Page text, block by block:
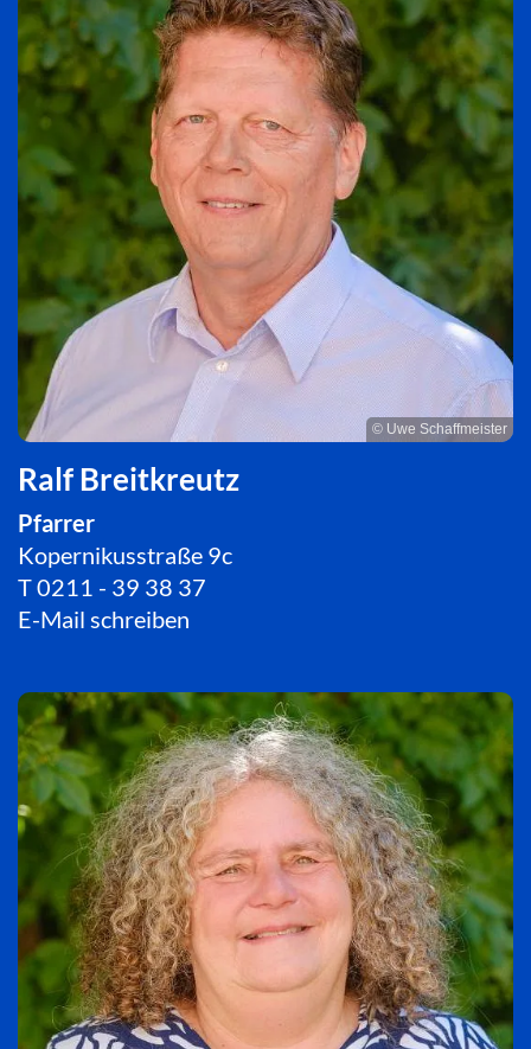
© Uwe Schaffmeister
Ralf Breitkreutz
Pfarrer
Kopernikusstraße 9c
T0211 - 39 38 37
E-Mail schreiben